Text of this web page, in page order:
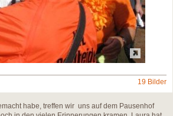
19 Bilder
habe, treffen wir uns auf dem Pausenhof